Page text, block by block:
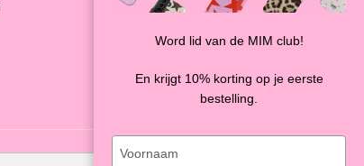
Word lid van de MIM club!
En krijgt 10% korting op je eerste
bestelling.